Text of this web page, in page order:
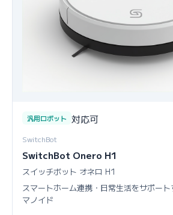
汎用ロボット 対応可
SwitchBot
SwitchBot Onero H1
スイッチボット オネロ H1
スマートホーム連携・日常生活をサポー
マノイド